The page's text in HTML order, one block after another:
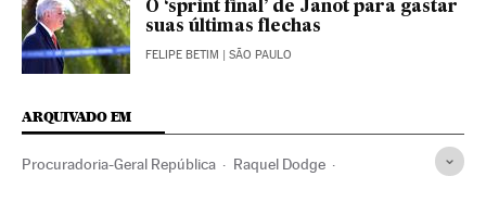
O ‘sprint final’ de Janot para gastar
suas últimas flechas
FELIPE BETIM | SÃO PAULO
ARQUIVADO EM
Procuradoria-Geral República Raquel Dodge